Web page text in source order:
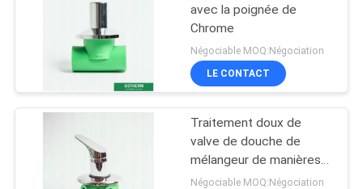
avec la poignée de
Chrome
Négociable MOQ:Négociation
LE CONTACT
Traitement doux de
valve de douche de
mélangeur de manières
de Ppr trois
Négociable MOQ:Négociation